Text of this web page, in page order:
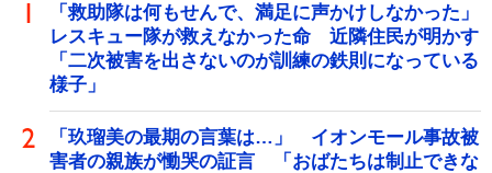
「救助隊は何もせんで、満足に声かけしなかった」
レスキュー隊が救えなかった命 近隣住民が明かす
「二次被害を出さないのが訓練の鉄則になっている
様子」
「玖瑠美の最期の言葉は…」 イオンモール事故被
害者の親族が慟哭の証言 「おばたちは制止できな